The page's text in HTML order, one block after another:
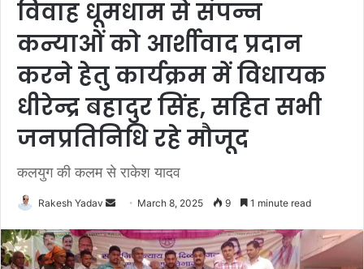
विवाह धूमधाम से संपन्न
कन्याओं को आर्शीवाद प्रदान
करने हेतु कार्यक्रम में विधायक
धीरेन्द्र बहादुर सिंह, सहित सभी
जनप्रतिनिधि रहे मौजूद
कलयुग की कलम से राकेश यादव
Rakesh Yadav
n
d
March 8, 2025 9 1 minute read